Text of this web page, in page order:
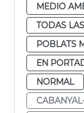
MEDIO
TODAS
POBLATS
EN
NORMAL